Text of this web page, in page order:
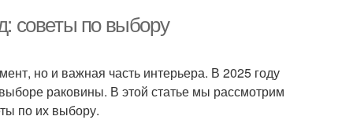
советы по выбору
но и важная часть интерьера. В 2025 году
раковины. В этой статье мы рассмотрим
по их выбору.